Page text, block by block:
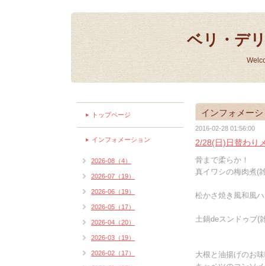
ベリ・デ
インフォメー
2016-02-28 01:56:00
2/28(日)日替わり
骨まで柔らか！
真イワシの梅肉煮(
松かさ焼き風和風
土鍋deスンドゥブ(
大根と油揚げのお
トップページ
インフォメーション
2026-08（4）
2026-07（19）
2026-06（19）
2026-05（17）
2026-04（20）
2026-03（19）
2026-02（17）